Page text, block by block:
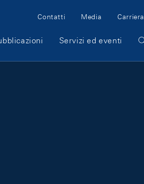
Meta Navigation
Contatti Media Carriera
Servizi ed eventi